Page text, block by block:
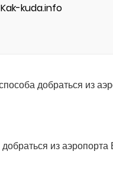
Kak-kuda.info
добраться из
из